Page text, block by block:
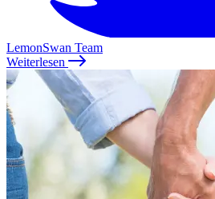
LemonSwan Team
Weiterlesen